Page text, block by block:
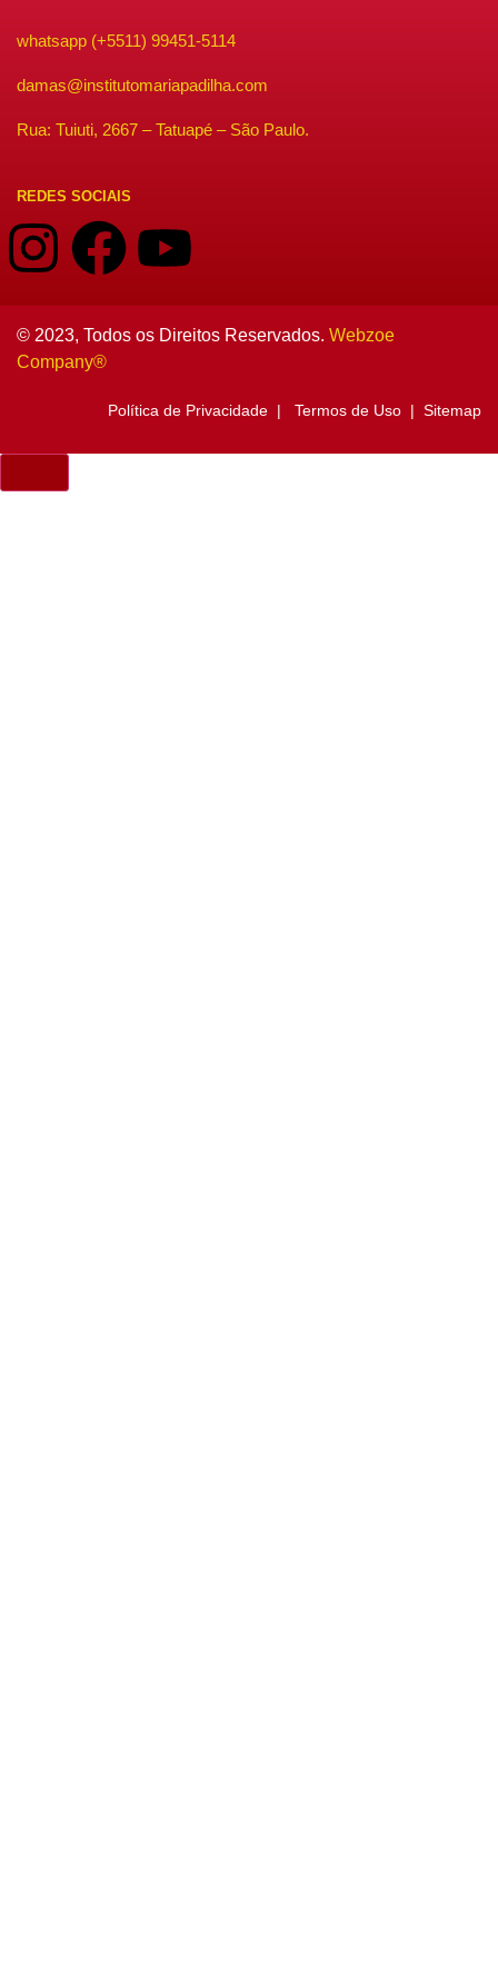
whatsapp (+5511) 99451-5114
damas@institutomariapadilha.com
Rua: Tuiuti, 2667 – Tatuapé – São Paulo.
REDES SOCIAIS
© 2023, Todos os Direitos Reservados. Webzoe
Company®️
Política de Privacidade | Termos de Uso | Sitemap